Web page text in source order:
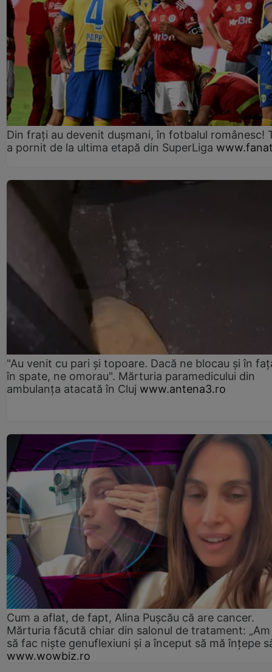
Din frați au devenit dușmani, în fotbalul românesc!
a pornit de la ultima etapă din SuperLiga
"Au venit cu pari și topoare. Dacă ne blocau şi în
în spate, ne omorau". Mărturia paramedicului din
ambulanţa atacată în Cluj www.antena3.ro
Cum a aflat, de fapt, Alina Pușcău că are cancer.
Mărturia făcută chiar din salonul de tratament:
să fac niște genuflexiuni și a început să mă înțepe
www.wowbiz.ro